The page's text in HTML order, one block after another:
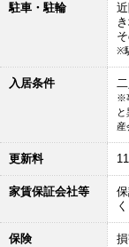
駐車・駐輪
※
入居条件
※
産
更新料
家賃保証会社等
く
保険